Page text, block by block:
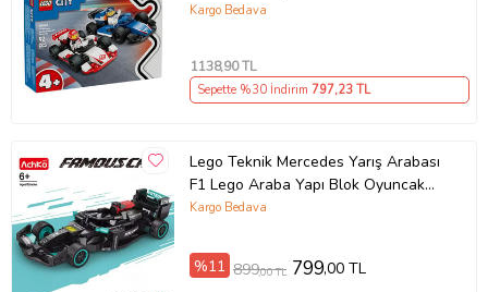
Kargo Bedava
1138,90 TL
Sepette %30 İndirim 797,23 TL
Lego Teknik Mercedes Yarış Arabası
F1 Lego Araba Yapı Blok Oyuncak
Araba - 237 Parça (Siyah)
Kargo Bedava
%11 899,00 TL 799,00 TL